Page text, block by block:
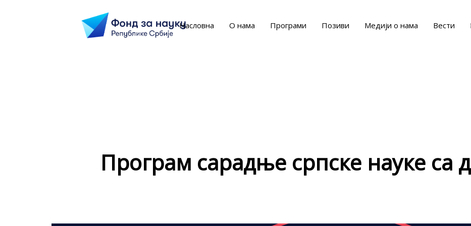
Насловна О нама Програми Позиви Медији о нама Вести
Програм сарадње српске науке са